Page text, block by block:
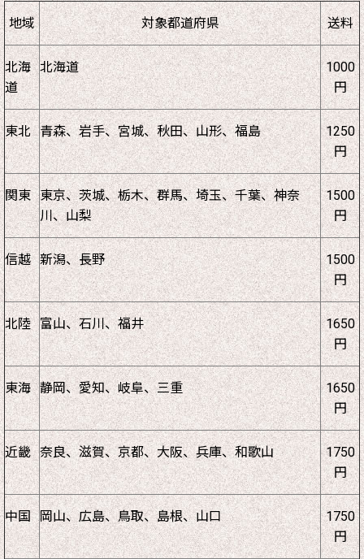
地域 対象都道府県 送料
北海
道
北海道
1000
円
東北 青森、岩手、宮城、秋田、山形、福島
1250
円
関東 東京、茨城、栃木、群馬、埼玉、千葉、神奈
川、山梨
1500
円
信越 新潟、長野
1500
円
北陸 富山、石川、福井
1650
円
東海 静岡、愛知、岐阜、三重
1650
円
近畿 奈良、滋賀、京都、大阪、兵庫、和歌山
1750
円
中国 岡山、広島、鳥取、島根、山口
1750
円